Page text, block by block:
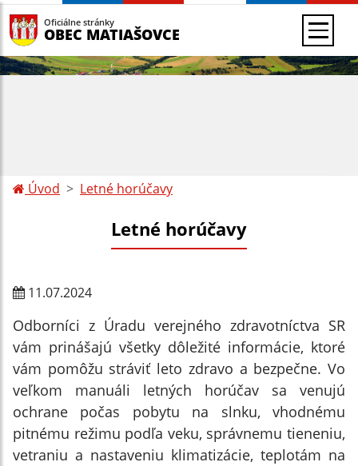
Oficiálne stránky
OBEC MATIAŠOVCE
Úvod Letné horúčavy
Letné horúčavy
11.07.2024
Odborníci z Úradu verejného zdravotníctva SR
vám prinášajú všetky dôležité informácie, ktoré
vám pomôžu stráviť leto zdravo a bezpečne. Vo
veľkom manuáli letných horúčav sa venujú
ochrane počas pobytu na slnku, vhodnému
pitnému režimu podľa veku, správnemu tieneniu,
vetraniu a nastaveniu klimatizácie, teplotám na